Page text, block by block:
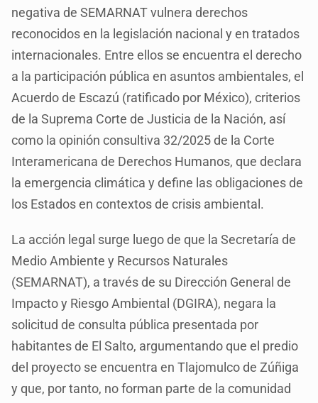
negativa de SEMARNAT vulnera derechos
reconocidos en la legislación nacional y en tratados
internacionales. Entre ellos se encuentra el derecho
a la participación pública en asuntos ambientales, el
Acuerdo de Escazú (ratificado por México), criterios
de la Suprema Corte de Justicia de la Nación, así
como la opinión consultiva 32/2025 de la Corte
Interamericana de Derechos Humanos, que declara
la emergencia climática y define las obligaciones de
los Estados en contextos de crisis ambiental.
La acción legal surge luego de que la Secretaría de
Medio Ambiente y Recursos Naturales
(SEMARNAT), a través de su Dirección General de
Impacto y Riesgo Ambiental (DGIRA), negara la
solicitud de consulta pública presentada por
habitantes de El Salto, argumentando que el predio
del proyecto se encuentra en Tlajomulco de Zúñiga
y que, por tanto, no forman parte de la comunidad